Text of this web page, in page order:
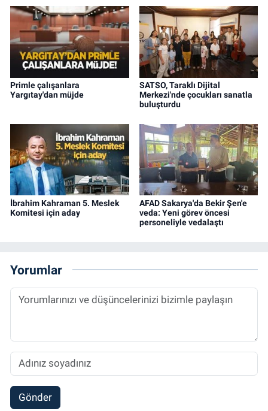
Primle çalışanlara
Yargıtay'dan müjde
SATSO, Taraklı Dijital
Merkezi'nde çocukları sanatla
buluşturdu
İbrahim Kahraman 5. Meslek
Komitesi için aday
AFAD Sakarya'da Bekir Şen'e
veda: Yeni görev öncesi
personeliyle vedalaştı
Yorumlar
Gönder